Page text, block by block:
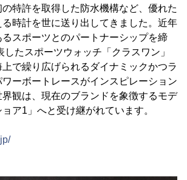
特許を取得した防水機構など、優れた
時計を世に送り出してきました。近年
スポーツとのパートナーシップを締
たスポーツウォッチ「クラスワン」
で繰り広げられるダイナミックかつラ
ーボートレースがインスピレーション
観は、現在のブランドを象徴するモデ
ア1」へと受け継がれています。